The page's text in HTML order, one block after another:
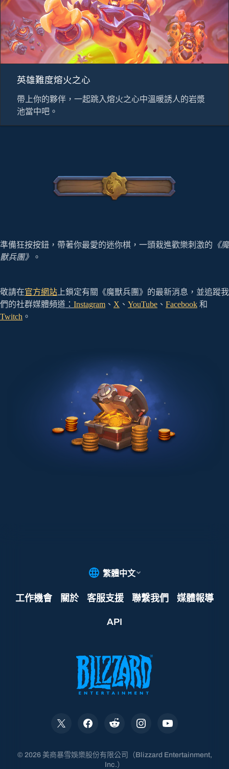
英雄難度熔火之心
帶上你的夥伴，一起跳入熔火之心中溫暖誘人的岩漿
池當中吧。
準備狂按按鈕，帶著你最愛的迷你棋，一頭栽進歡樂刺激的 《魔
獸兵團》
。
敬請在官方網站 上鎖定有關《魔獸兵團》的最新消息，並追蹤我
們的社群媒體頻道 ： Instagram 、 X 、 YouTube 、 Facebook 和
Twitch 。